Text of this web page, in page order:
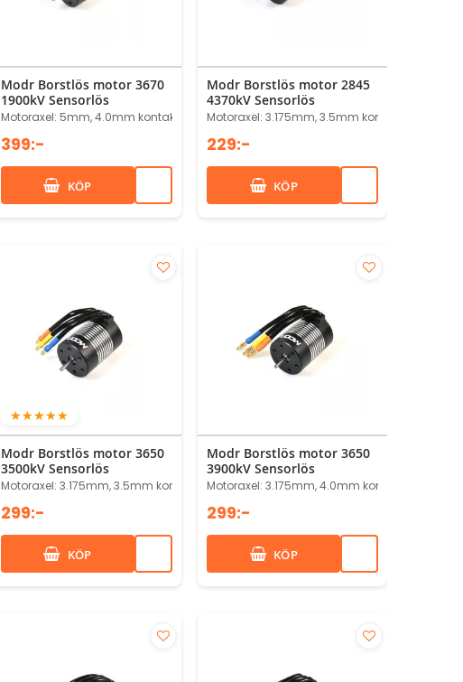
Modr Borstlös motor 3670
1900kV Sensorlös
Motoraxel: 5mm, 4.0mm kontakter
399:-
KÖP
Modr Borstlös motor 2845
4370kV Sensorlös
Motoraxel: 3.175mm, 3.5mm kontakter
229:-
KÖP
Modr Borstlös motor 3650
3500kV Sensorlös
Motoraxel: 3.175mm, 3.5mm kontakter
299:-
KÖP
Modr Borstlös motor 3650
3900kV Sensorlös
Motoraxel: 3.175mm, 4.0mm kontakter
299:-
KÖP